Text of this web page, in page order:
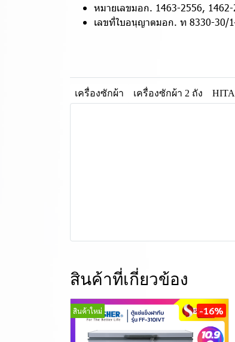
หมายเลขมอก. 1463-2556, 1462-
เลขที่ใบอนุญาตมอก. ท 8330-30/
เครื่องซักผ้า เครื่องซักผ้า 2 ถัง
สินค้าที่เกี่ยวข้อง
สินค้าใหม่ -16%